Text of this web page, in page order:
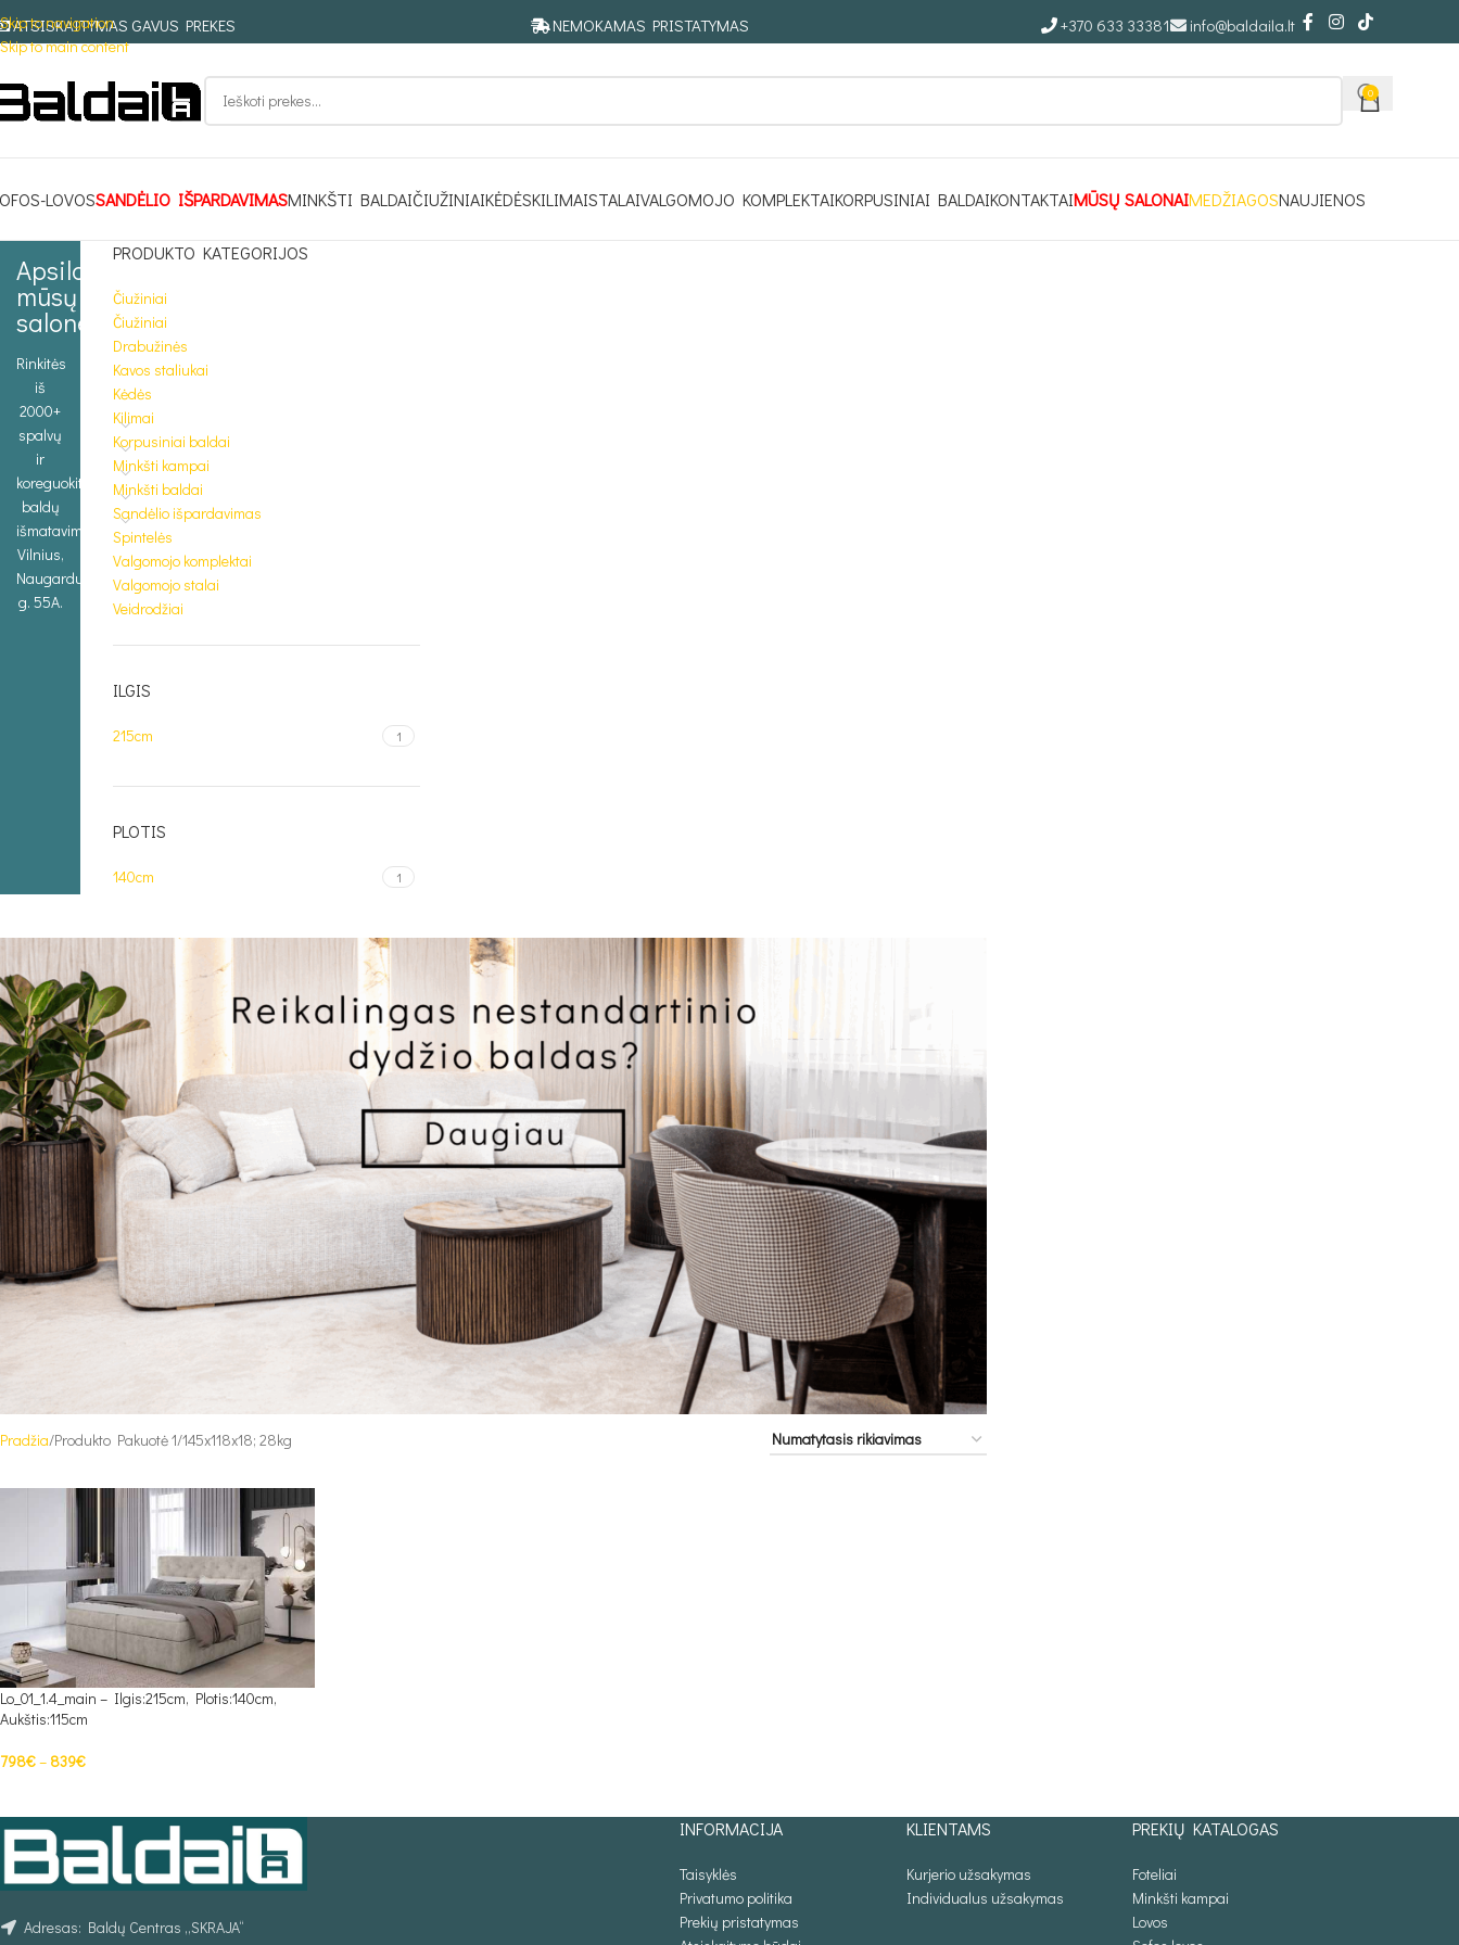
Skip to navigation
Skip to main content
ATSISKAITYMAS GAVUS PREKES NEMOKAMAS PRISTATYMAS +370 633 33381 info@baldaila.lt
0
LOVOSSANDĖLIO IŠPARDAVIMASMINKŠTI BALDAIČIUŽINIAIKĖDĖSKILIMAISTALAIVALGOMOJO KOMPLEKTAIKORPUSINIAI BALDAIKONTAKTAIMŪSŲ SALONAIMEDŽIAGOSNAUJIENOS
Apsilankykite
mūsų
salone
Rinkitės
iš
2000+
spalvų
ir
koreguokite
baldų
išmatavimus.
Vilnius,
Naugarduko
g. 55A.
PRODUKTO KATEGORIJOS
Čiužiniai
Čiužiniai
Drabužinės
Kavos staliukai
Kėdės
Kilimai
Korpusiniai baldai
Minkšti kampai
Minkšti baldai
Sandėlio išpardavimas
Spintelės
Valgomojo komplektai
Valgomojo stalai
Veidrodžiai
ILGIS
215cm 1
PLOTIS
140cm 1
Pradžia Produkto Pakuotė 1 145x118x18; 28kg
Lo_01_1.4_main – Ilgis:215cm, Plotis:140cm,
Aukštis:115cm
798€– 839€
Adresas: Baldų Centras „SKRAJA“
INFORMACIJA
Taisyklės
Privatumo politika
Prekių pristatymas
KLIENTAMS
Kurjerio užsakymas
Individualus užsakymas
PREKIŲ KATALOGAS
Foteliai
Minkšti kampai
Lovos